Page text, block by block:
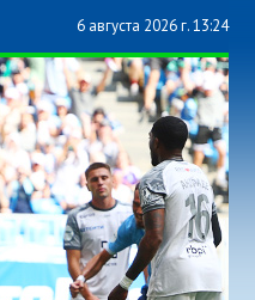
6 августа 2026 г. 13:24